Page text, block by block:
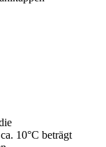
10°C beträgt